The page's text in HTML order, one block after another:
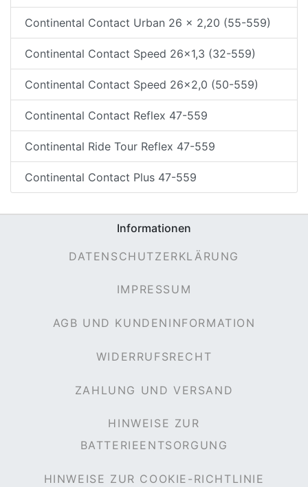
Continental Contact Urban 26 x 2,20 (55-559)
Continental Contact Speed 26x1,3 (32-559)
Continental Contact Speed 26x2,0 (50-559)
Continental Contact Reflex 47-559
Continental Ride Tour Reflex 47-559
Continental Contact Plus 47-559
Informationen
DATENSCHUTZERKLÄRUNG
IMPRESSUM
AGB UND KUNDENINFORMATION
WIDERRUFSRECHT
ZAHLUNG UND VERSAND
HINWEISE ZUR
BATTERIEENTSORGUNG
HINWEISE ZUR COOKIE-RICHTLINIE